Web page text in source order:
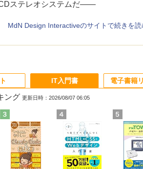
ステレオシステムだ――
MdN Design Interactiveのサイトで続きを
IT入門書
ング 更新日時：2026/08/07 06:05
電子書籍